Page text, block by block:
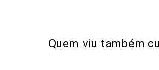
Quem viu também